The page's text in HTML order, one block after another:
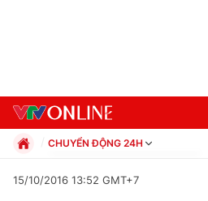
CHUYỂN ĐỘNG 24H
Xã hội
15/10/2016 13:52 GMT+7